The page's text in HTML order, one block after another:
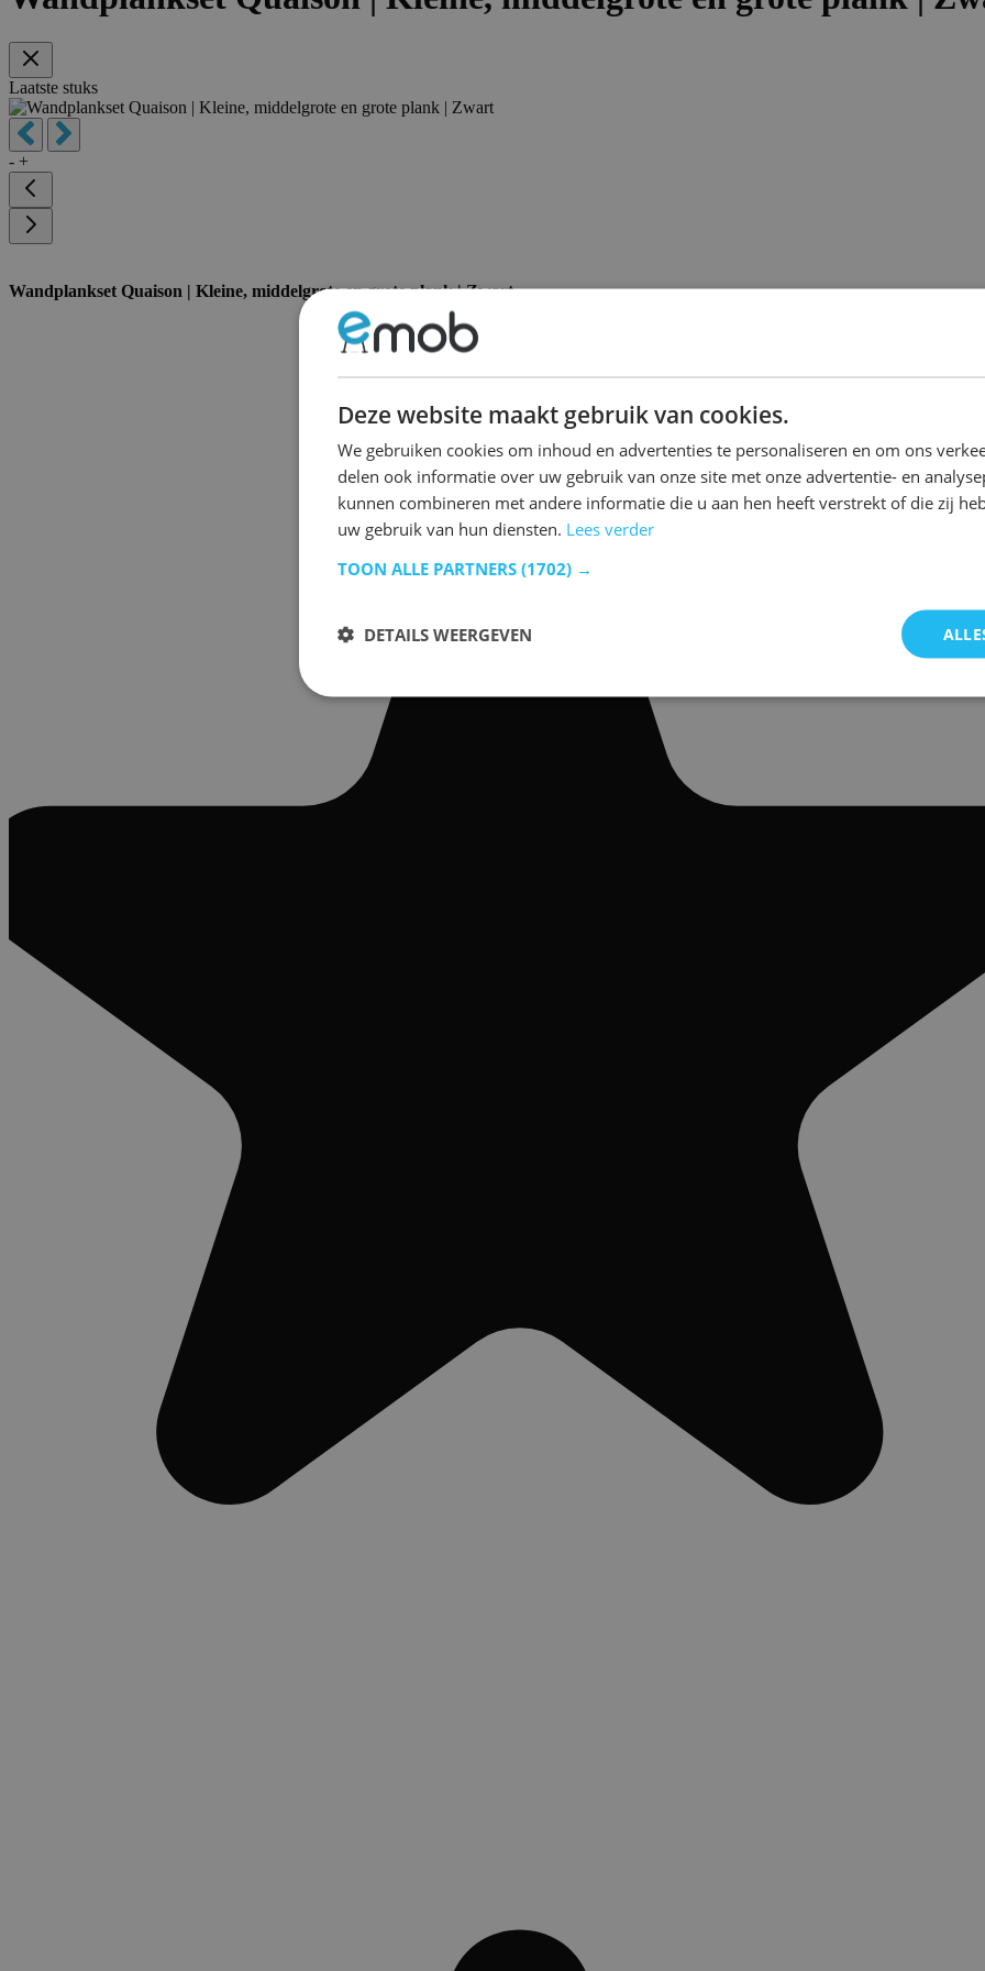
Laatste stuks
- +
Wandplankset Quaison | Kleine, middelgrote en grote plank | Zwart
Deze website maakt gebruik van cookies.
We gebruiken cookies om inhoud en advertenties te personaliseren en om ons
delen ook informatie over uw gebruik van onze site met onze advertentie- en
kunnen combineren met andere informatie die u aan hen heeft verstrekt of die zij
uw gebruik van hun diensten. Lees verder
TOON ALLE PARTNERS (1702) →
DETAILS WEERGEVEN